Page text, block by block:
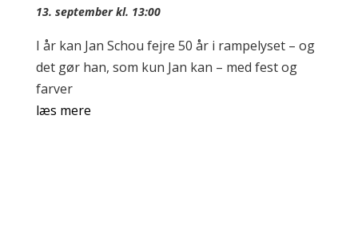
13. september kl. 13:00
I år kan Jan Schou fejre 50 år i rampelyset – og
det gør han, som kun Jan kan – med fest og
farver
læs mere